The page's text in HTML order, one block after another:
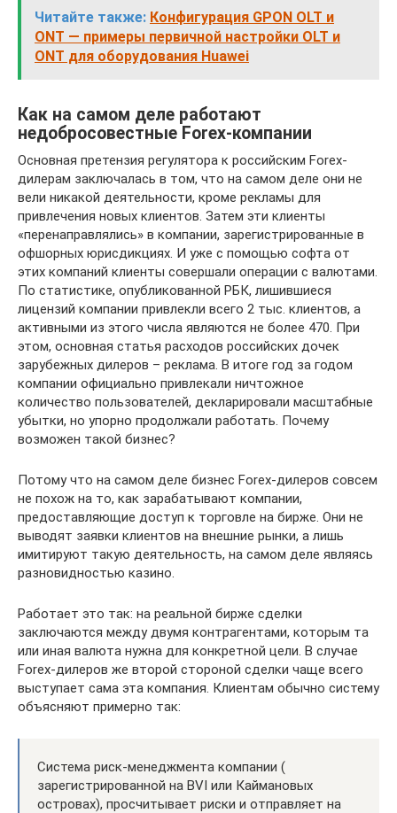
Читайте также: Конфигурация GPON OLT и
ONT — примеры первичной настройки OLT и
ONT для оборудования Huawei
Как на самом деле работают
недобросовестные Forex-компании
Основная претензия регулятора к российским Forex-
дилерам заключалась в том, что на самом деле они не
вели никакой деятельности, кроме рекламы для
привлечения новых клиентов. Затем эти клиенты
«перенаправлялись» в компании, зарегистрированные в
офшорных юрисдикциях. И уже с помощью софта от
этих компаний клиенты совершали операции с валютами.
По статистике, опубликованной РБК, лишившиеся
лицензий компании привлекли всего 2 тыс. клиентов, а
активными из этого числа являются не более 470. При
этом, основная статья расходов российских дочек
зарубежных дилеров – реклама. В итоге год за годом
компании официально привлекали ничтожное
количество пользователей, декларировали масштабные
убытки, но упорно продолжали работать. Почему
возможен такой бизнес?
Потому что на самом деле бизнес Forex-дилеров совсем
не похож на то, как зарабатывают компании,
предоставляющие доступ к торговле на бирже. Они не
выводят заявки клиентов на внешние рынки, а лишь
имитируют такую деятельность, на самом деле являясь
разновидностью казино.
Работает это так: на реальной бирже сделки
заключаются между двумя контрагентами, которым та
или иная валюта нужна для конкретной цели. В случае
Forex-дилеров же второй стороной сделки чаще всего
выступает сама эта компания. Клиентам обычно систему
объясняют примерно так:
Система риск-менеджмента компании (
зарегистрированной на BVI или Каймановых
островах), просчитывает риски и отправляет на